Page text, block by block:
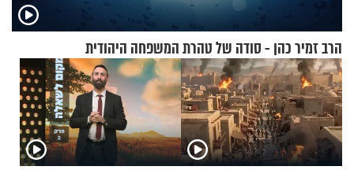
הרב זמיר כהן - סודה של טהרת המשפחה היהודית